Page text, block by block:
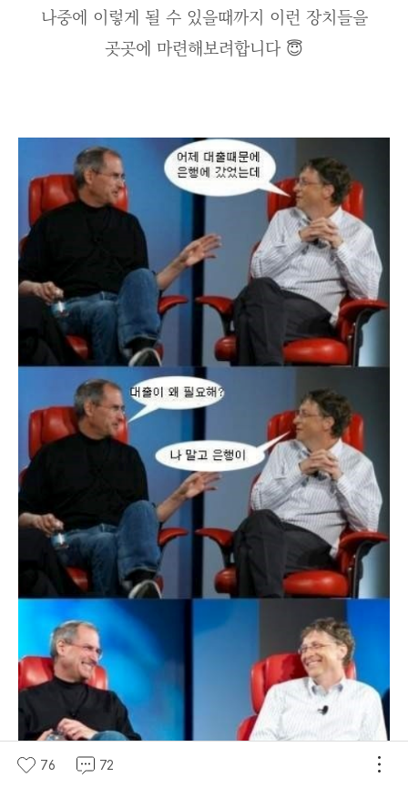
나중에 이렇게 될 수 있을때까지 이런 장치들을
곳곳에 마련해보려합니다 😇
76 72